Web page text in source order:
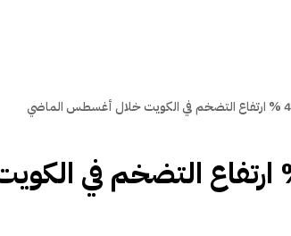
% ارتفاع التضخم